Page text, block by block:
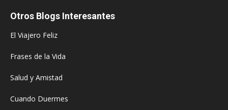
Otros Blogs Interesantes
El Viajero Feliz
Frases de la Vida
Salud y Amistad
Cuando Duermes